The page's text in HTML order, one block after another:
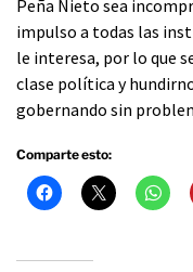
Peña Nieto sea
impulso a todas las
le interesa, por lo que
clase política y
gobernando sin
Comparte esto: